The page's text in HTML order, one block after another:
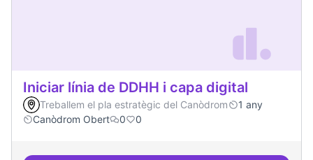
Iniciar línia de DDHH i capa digital
Treballem el pla estratègic del Canòdrom
1 any
Canòdrom Obert
0 0